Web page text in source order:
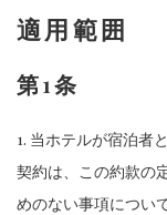
適用範囲
第1条
1. 当ホテルが宿泊者
契約は、この約款の
めのない事項につい